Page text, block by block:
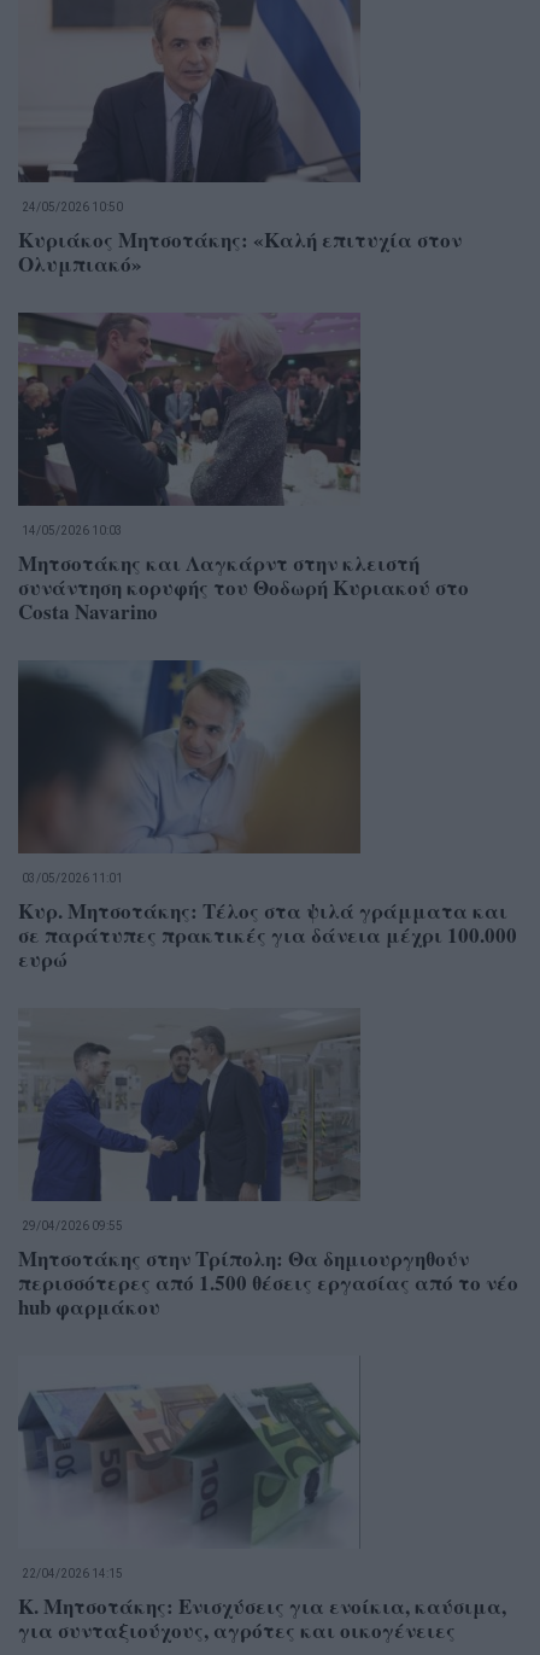
24/05/2026 10:50
Κυριάκος Μητσοτάκης: «Καλή επιτυχία στον
Ολυμπιακό»
14/05/2026 10:03
Μητσοτάκης και Λαγκάρντ στην κλειστή
συνάντηση κορυφής του Θοδωρή Κυριακού στο
Costa Navarino
03/05/2026 11:01
Κυρ. Μητσοτάκης: Τέλος στα ψιλά γράμματα και
σε παράτυπες πρακτικές για δάνεια μέχρι 100.000
ευρώ
29/04/2026 09:55
Μητσοτάκης στην Τρίπολη: Θα δημιουργηθούν
περισσότερες από 1.500 θέσεις εργασίας από το νέο
hub φαρμάκου
22/04/2026 14:15
Κ. Μητσοτάκης: Ενισχύσεις για ενοίκια, καύσιμα,
για συνταξιούχους, αγρότες και οικογένειες